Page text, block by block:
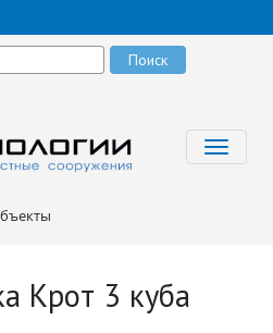
Крот 3 куба